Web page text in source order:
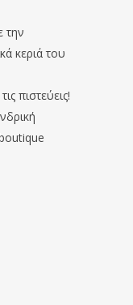
την
κεριά του
πιστεύεις!